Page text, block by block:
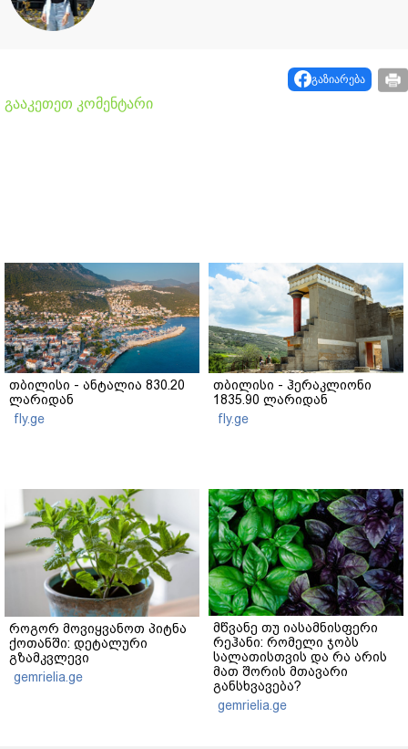
გაზიარება
გააკეთეთ კომენტარი
თბილისი - ანტალია 830.20
ლარიდან
fly.ge
თბილისი - ჰერაკლიონი
1835.90 ლარიდან
fly.ge
როგორ მოვიყვანოთ პიტნა
ქოთანში: დეტალური
გზამკვლევი
gemrielia.ge
მწვანე თუ იასამნისფერი
რეჰანი: რომელი ჯობს
სალათისთვის და რა არის
მათ შორის მთავარი
განსხვავება?
gemrielia.ge